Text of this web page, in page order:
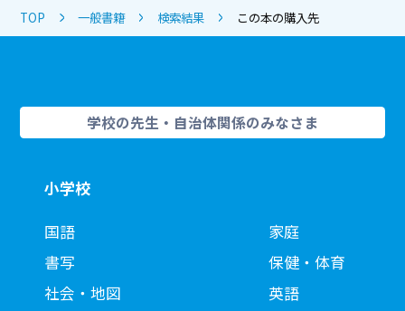
TOP 一般書籍 検索結果 この本の購入先
学校の先生・自治体関係のみなさま
小学校
国語
書写
社会・地図
家庭
保健・体育
英語